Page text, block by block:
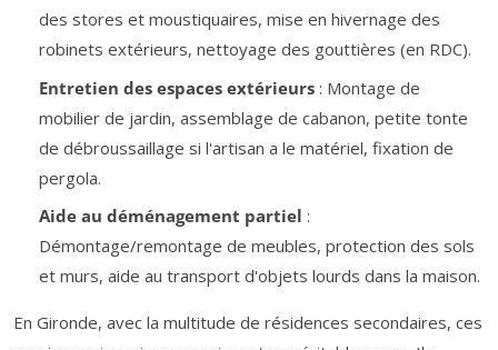
des stores et moustiquaires, mise en hivernage des
robinets extérieurs, nettoyage des gouttières (en RDC).
Entretien des espaces extérieurs: Montage de
mobilier de jardin, assemblage de cabanon, petite tonte
de débroussaillage si l'artisan a le matériel, fixation de
pergola.
Aide au déménagement partiel :
Démontage/remontage de meubles, protection des sols
et murs, aide au transport d'objets lourds dans la maison.
En Gironde, avec la multitude de résidences secondaires, ces